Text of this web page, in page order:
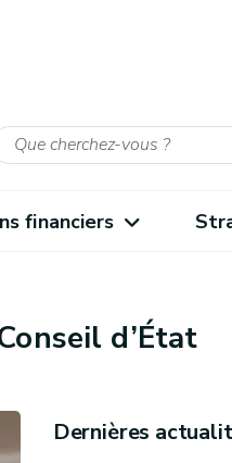
financiers
d’État
Dernières